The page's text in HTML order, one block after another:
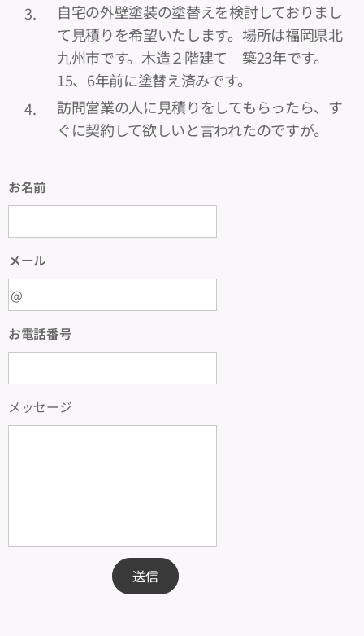
自宅の外壁塗装の塗替えを検討しておりまし
て見積りを希望いたします。場所は福岡県北
九州市です。木造２階建て 築23年です。
15、6年前に塗替え済みです。
訪問営業の人に見積りをしてもらったら、す
ぐに契約して欲しいと言われたのですが。
お名前
メール
お電話番号
メッセージ
送信